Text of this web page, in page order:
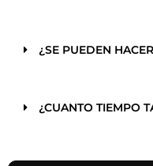
¿SE PUEDEN
¿CUANTO TIEMPO